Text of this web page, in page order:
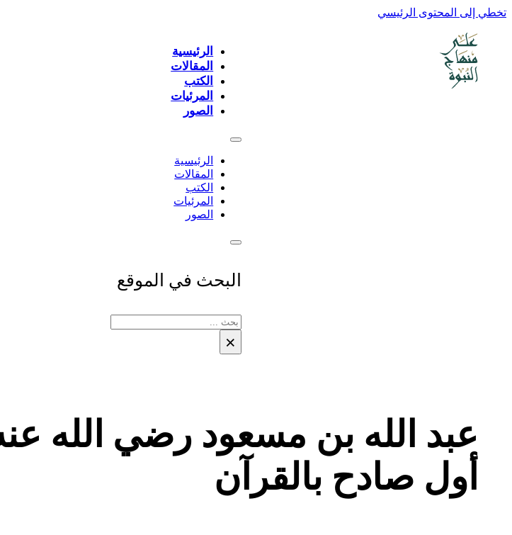
تخطي إلى المحتوى الرئيسي
الرئيسية
المقالات
الكتب
المرئيات
الصور
الرئيسية
المقالات
الكتب
المرئيات
الصور
البحث في الموقع
بحث
×
عبد الله بن مسعود رضي الله
أول صادح بالقرآن